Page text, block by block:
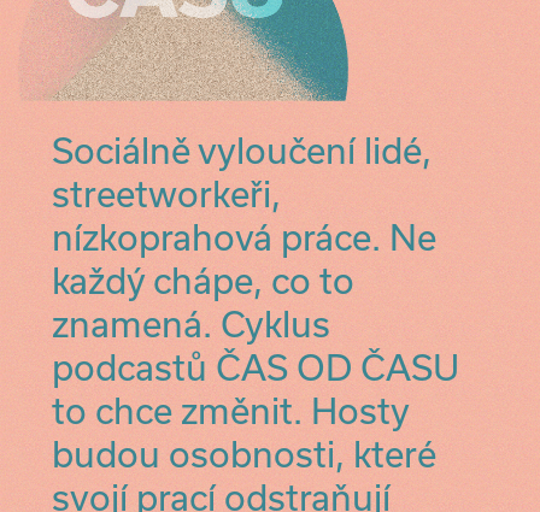
Sociálně vyloučení lidé,
streetworkeři,
nízkoprahová práce. Ne
každý chápe, co to
znamená. Cyklus
podcastů ČAS OD ČASU
to chce změnit. Hosty
budou osobnosti, které
svojí prací odstraňují